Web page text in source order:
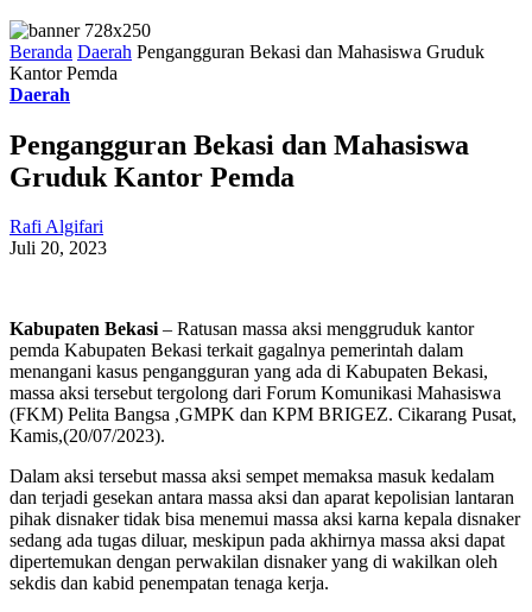
Beranda Daerah Pengangguran Bekasi dan Mahasiswa Gruduk
Kantor Pemda
Daerah
Pengangguran Bekasi dan Mahasiswa
Gruduk Kantor Pemda
Rafi Algifari
Juli 20, 2023
Kabupaten Bekasi– Ratusan massa aksi menggruduk kantor
pemda Kabupaten Bekasi terkait gagalnya pemerintah dalam
menangani kasus pengangguran yang ada di Kabupaten Bekasi,
massa aksi tersebut tergolong dari Forum Komunikasi Mahasiswa
(FKM) Pelita Bangsa ,GMPK dan KPM BRIGEZ. Cikarang Pusat,
Kamis,(20/07/2023).
Dalam aksi tersebut massa aksi sempet memaksa masuk kedalam
dan terjadi gesekan antara massa aksi dan aparat kepolisian lantaran
pihak disnaker tidak bisa menemui massa aksi karna kepala disnaker
sedang ada tugas diluar, meskipun pada akhirnya massa aksi dapat
dipertemukan dengan perwakilan disnaker yang di wakilkan oleh
sekdis dan kabid penempatan tenaga kerja.